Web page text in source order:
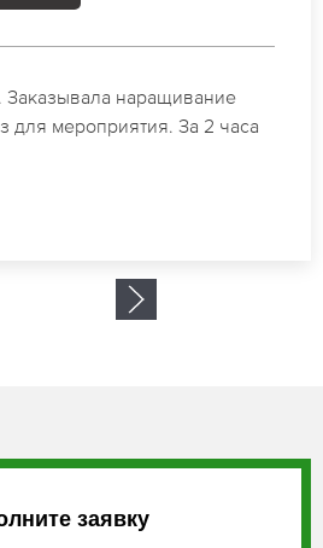
своего дела по наращиванию
Великолепный результат.
заявку